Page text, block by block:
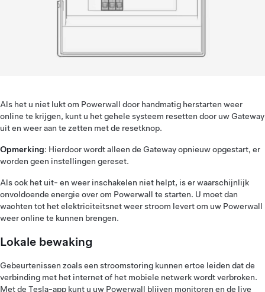
Als het u niet lukt om Powerwall door handmatig herstarten weer
online te krijgen, kunt u het gehele systeem resetten door uw Gateway
uit en weer aan te zetten met de resetknop.
Opmerking: Hierdoor wordt alleen de Gateway opnieuw opgestart, er
worden geen instellingen gereset.
Als ook het uit- en weer inschakelen niet helpt, is er waarschijnlijk
onvoldoende energie over om Powerwall te starten. U moet dan
wachten tot het elektriciteitsnet weer stroom levert om uw Powerwall
weer online te kunnen brengen.
Lokale bewaking
Gebeurtenissen zoals een stroomstoring kunnen ertoe leiden dat de
verbinding met het internet of het mobiele netwerk wordt verbroken.
Met de Tesla-app kunt u uw Powerwall blijven monitoren en de live